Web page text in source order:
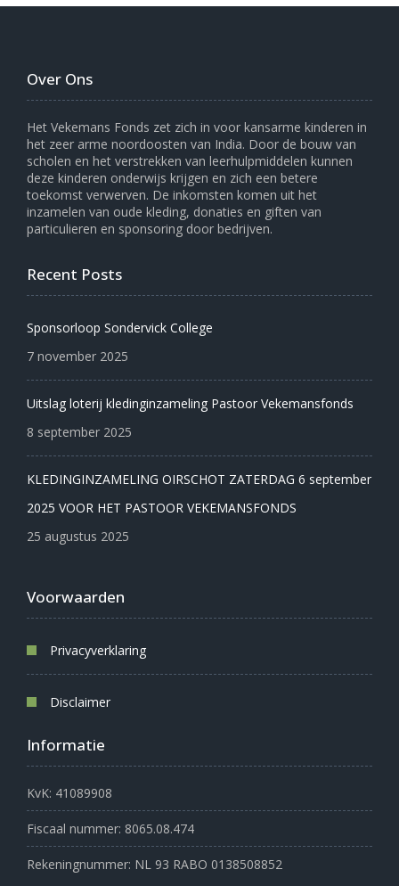
Over Ons
Het Vekemans Fonds zet zich in voor kansarme kinderen in
het zeer arme noordoosten van India. Door de bouw van
scholen en het verstrekken van leerhulpmiddelen kunnen
deze kinderen onderwijs krijgen en zich een betere
toekomst verwerven. De inkomsten komen uit het
inzamelen van oude kleding, donaties en giften van
particulieren en sponsoring door bedrijven.
Recent Posts
Sponsorloop Sondervick College
7 november 2025
Uitslag loterij kledinginzameling Pastoor Vekemansfonds
8 september 2025
KLEDINGINZAMELING OIRSCHOT ZATERDAG 6 september
2025 VOOR HET PASTOOR VEKEMANSFONDS
25 augustus 2025
Voorwaarden
Privacyverklaring
Disclaimer
Informatie
KvK: 41089908
Fiscaal nummer: 8065.08.474
Rekeningnummer: NL 93 RABO 0138508852